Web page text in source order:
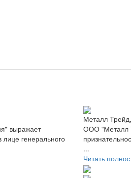
выражает
лице генерального
Металл Трейд,
ООО "Металл
...
Читать